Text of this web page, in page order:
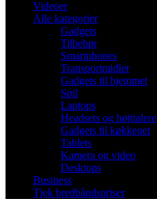
Videoer
Alle kategorier
Gadgets
Tilbehør
Smartphones
Transportmidler
Gadgets til hjemmet
Spil
Laptops
Headsets og højttalere
Gadgets til køkkenet
Tablets
Kamera og video
Desktops
Business
Tjek bredbåndspriser